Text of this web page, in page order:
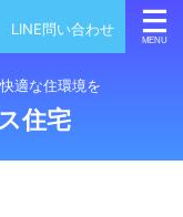
LINE問い合わせ
適な住環境を
住宅